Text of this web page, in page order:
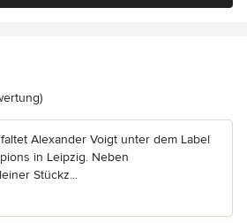
5 von 5 Sternen
Alexander Voigt unter dem Label
in Leipzig. Neben
Stückz...